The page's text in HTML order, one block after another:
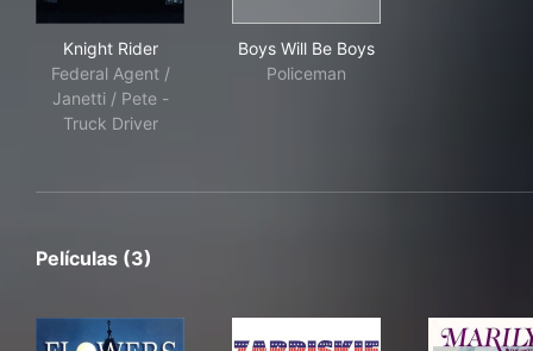
Knight Rider
Federal Agent /
Janetti / Pete -
Truck Driver
Boys Will Be Boys
Policeman
Películas (3)